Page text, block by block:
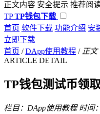
正文内容 安全提示 推荐阅
TP TP钱包下载
首页 软件下载 功能介绍 安
立即下载
首页 / DApp使用教程 / 正文
ARTICLE DETAIL
TP钱包测试币领
栏目：DApp使用教程 时间